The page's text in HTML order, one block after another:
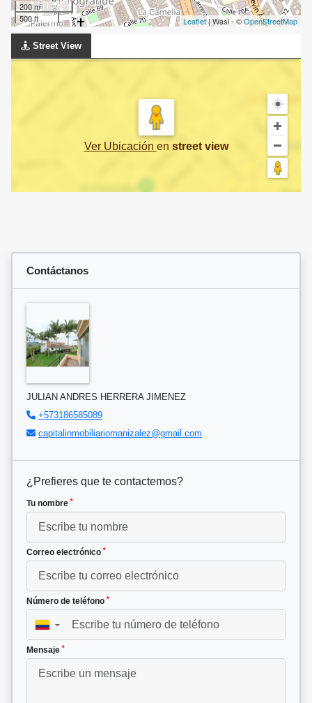
200 m
500 ft
Leaflet| Wasi - ©OpenStreetMap
Street View
Ver Ubicación en street view
Contáctanos
JULIAN ANDRES HERRERA JIMENEZ
+573186585089
capitalinmobiliariomanizalez@gmail.com
¿Prefieres que te contactemos?
Tu nombre *
Correo electrónico *
Número de teléfono *
▼
Mensaje *